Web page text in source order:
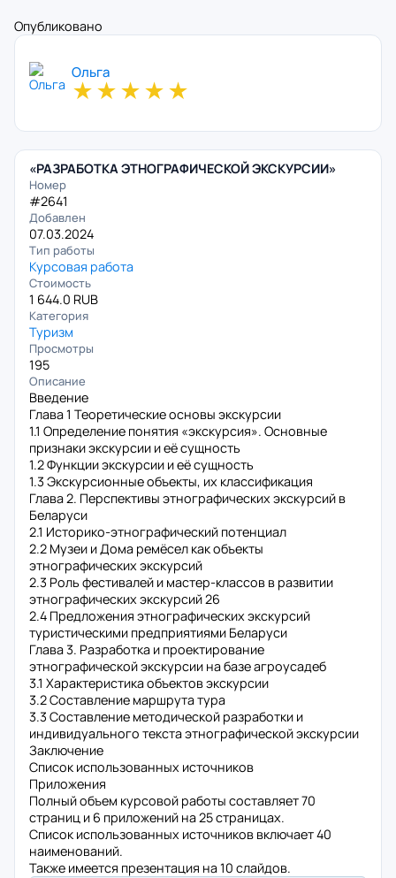
Опубликовано
Ольга
★★★★★
«РАЗРАБОТКА ЭТНОГРАФИЧЕСКОЙ ЭКСКУРСИИ»
Номер
#2641
Добавлен
07.03.2024
Тип работы
Курсовая работа
Стоимость
1 644.0 RUB
Категория
Туризм
Просмотры
195
Описание
Введение
Глава 1 Теоретические основы экскурсии
1.1 Определение понятия «экскурсия». Основные
признаки экскурсии и её сущность
1.2 Функции экскурсии и её сущность
1.3 Экскурсионные объекты, их классификация
Глава 2. Перспективы этнографических экскурсий в
Беларуси
2.1 Историко-этнографический потенциал
2.2 Музеи и Дома ремёсел как объекты
этнографических экскурсий
2.3 Роль фестивалей и мастер-классов в развитии
этнографических экскурсий 26
2.4 Предложения этнографических экскурсий
туристическими предприятиями Беларуси
Глава 3. Разработка и проектирование
этнографической экскурсии на базе агроусадеб
3.1 Характеристика объектов экскурсии
3.2 Составление маршрута тура
3.3 Составление методической разработки и
индивидуального текста этнографической экскурсии
Заключение
Список использованных источников
Приложения
Полный объем курсовой работы составляет 70
страниц и 6 приложений на 25 страницах.
Список использованных источников включает 40
наименований.
Также имеется презентация на 10 слайдов.